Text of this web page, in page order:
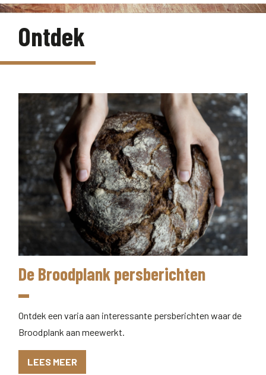
Ontdek
De Broodplank persberichten
Ontdek een varia aan interessante persberichten waar de
Broodplank aan meewerkt.
LEES MEER